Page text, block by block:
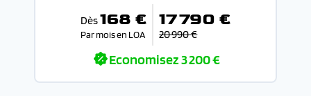
Dès168 €
Par mois en LOA
17 790 €
20 990 €
Economisez3 200 €